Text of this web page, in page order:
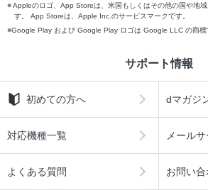
Appleのロゴ、App Storeは、米国もしくはその他の国や地
す。 App Storeは、Apple Inc.のサービスマークです。
Google Play および Google Play ロゴは Google LLC の商標
サポート情報
初めての方へ dマガジ
対応機種一覧 メール
よくある質問 お問い